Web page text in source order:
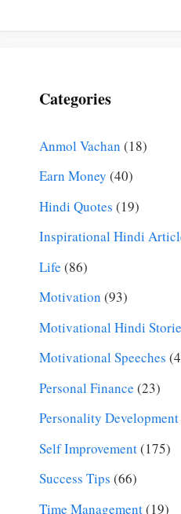
Categories
Anmol Vachan (18)
Earn Money (40)
Hindi Quotes (19)
Inspirational Hindi
Life (86)
Motivation (93)
Motivational Hindi
Motivational Speeches
Personal Finance (23)
Personality Development
Self Improvement(175)
Success Tips (66)
Time Management(19)